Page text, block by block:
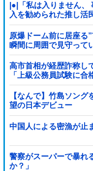
|●|「私は入りません
入を勧められた推し活
故起こしたとして……
原爆ドーム前に居座る
瞬間に周囲で見守っ
高市首相が経歴詐称し
「上級公務員試験に
ツッコミを受けまく
【なんで】竹島ソン
望の日本デビュー
中国人による密漁が止
警察がスーパーで暴れ
か？」